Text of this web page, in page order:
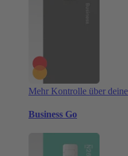
Mehr Kontrolle über
Business Go